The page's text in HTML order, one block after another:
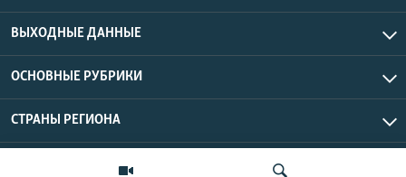
ВЫХОДНЫЕ ДАННЫЕ
ОСНОВНЫЕ РУБРИКИ
СТРАНЫ РЕГИОНА
Азаттык Азия © 2026 RFE/RL, Inc. | Все права защищены.